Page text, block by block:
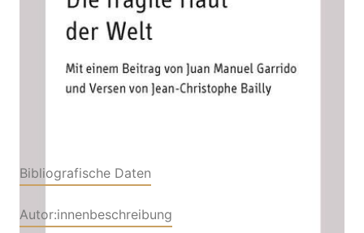
Verlag: Diaphanes
Buch 152 Seiten
Paperback
ISBN: 978-3-0358-
Bibliografische Daten
Autor:innenbeschreibung